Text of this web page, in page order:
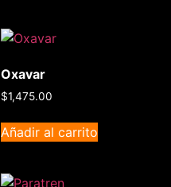
Oxavar
$1,475.00
Añadir al carrito